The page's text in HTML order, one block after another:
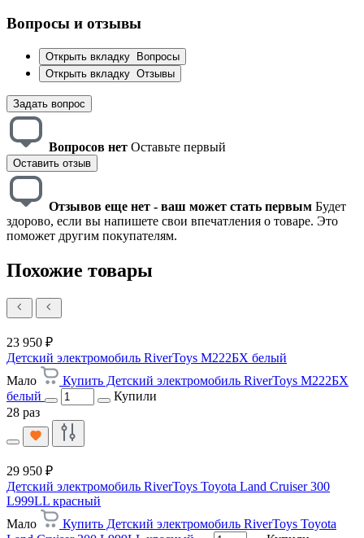
Вопросы и отзывы
Открыть вкладку
Вопросы
Открыть вкладку Отзывы
Задать вопрос
Вопросов нет Оставьте первый
Оставить отзыв
Отзывов еще нет - ваш может стать первым Будет
здорово, если вы напишете свои впечатления о товаре. Это
поможет другим покупателям.
Похожие товары
23 950 ₽
Детский электромобиль RiverToys М222БХ белый
Мало
Купить Детский электромобиль RiverToys М222БХ
белый
Купили
28 раз
29 950 ₽
Детский электромобиль RiverToys Toyota Land Cruiser 300
L999LL красный
Мало
Купить Детский электромобиль RiverToys Toyota